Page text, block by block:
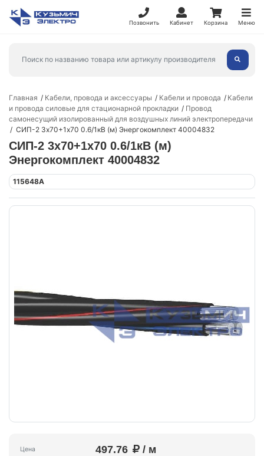
Позвонить Кабинет Корзина Меню
Главная Кабели, провода и аксессуары Кабели и провода
Кабели
и провода силовые для стационарной прокладки
Провод
самонесущий изолированный для воздушных линий электропередачи
СИП-2 3х70+1х70 0.6/1кВ (м) Энергокомплект 40004832
СИП-2 3х70+1х70 0.6/1кВ (м)
Энергокомплект 40004832
115648А
Цена 497.76 / м